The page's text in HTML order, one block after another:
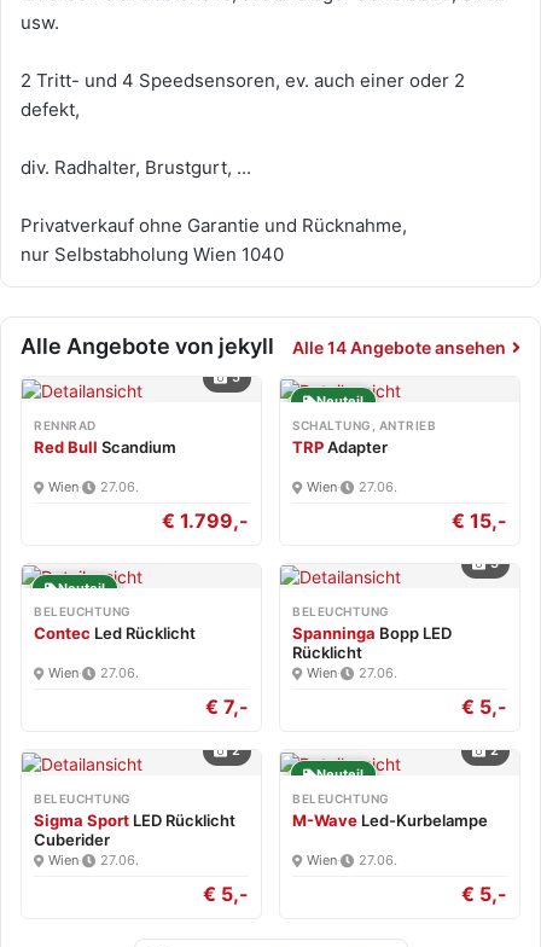
usw.
2 Tritt- und 4 Speedsensoren, ev. auch einer oder 2
defekt,
div. Radhalter, Brustgurt, ...
Privatverkauf ohne Garantie und Rücknahme,
nur Selbstabholung Wien 1040
Alle Angebote von jekyll Alle 14 Angebote ansehen
5
RENNRAD
Red Bull Scandium
Wien· 27.06.
€ 1.799,-
Neuteil
SCHALTUNG, ANTRIEB
TRPAdapter
Wien· 27.06.
€ 15,-
Neuteil
BELEUCHTUNG
Contec Led Rücklicht
Wien· 27.06.
€ 7,-
3
BELEUCHTUNG
Spanninga Bopp LED
Rücklicht
Wien· 27.06.
€ 5,-
2
BELEUCHTUNG
Sigma Sport LED Rücklicht
Cuberider
Wien· 27.06.
€ 5,-
2
Neuteil
BELEUCHTUNG
M-Wave Led-Kurbelampe
Wien· 27.06.
€ 5,-